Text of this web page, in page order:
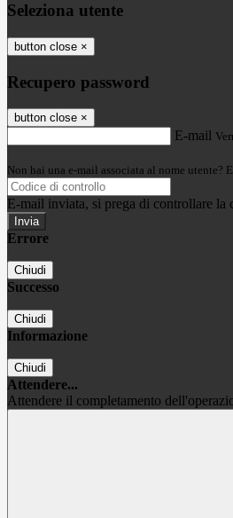
Seleziona utente
button close ×
Recupero password
button close ×
E-mail
Non hai una e-mail associata al nome utente?
E-mail inviata, si prega di controllare la
Errore
Chiudi
Successo
Chiudi
Informazione
Chiudi
Attendere...
Attendere il completamento